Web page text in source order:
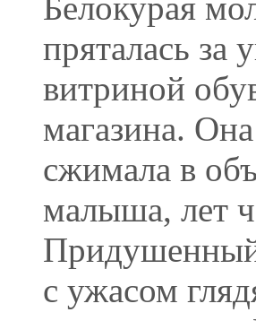
пряталась за
витриной
магазина.
сжимала в
малыша, лет
Придушенный
с ужасом